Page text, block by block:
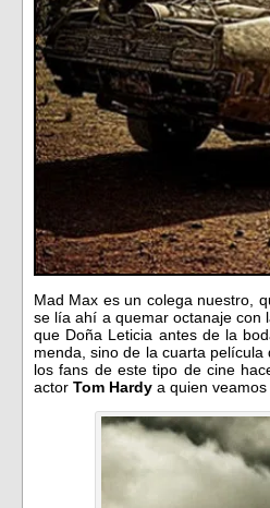
Mad Max es un colega nuestro,
se lía ahí a quemar octanaje
que Doña Leticia antes de la
menda, sino de la cuarta
los fans de este tipo de cine
actor Tom Hardy a quien